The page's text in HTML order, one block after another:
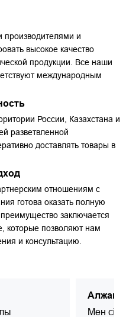
и
высокое качество
продукции. Все наши
международным
России, Казахстана и
разветвленной
доставлять товары в
отношениям с
готова оказать полную
заключается
которые позволяют нам
и консультацию.
Мен